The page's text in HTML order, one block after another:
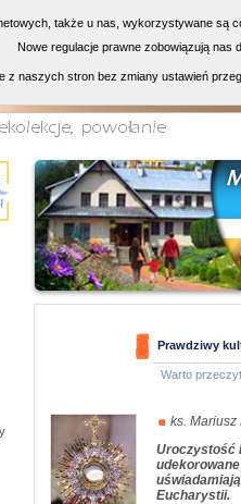
Prawdziwy
Warto
ks. Mariusz
Uroczystość
Eucharystii.
także u nas, wykorzystywane są
Nowe regulacje prawne zobowiązują nas
z naszych stron bez zmiany ustawień